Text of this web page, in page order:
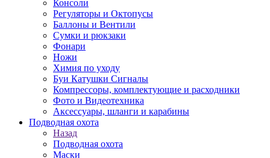
Консоли
Регуляторы и Октопусы
Баллоны и Вентили
Сумки и рюкзаки
Фонари
Ножи
Химия по уходу
Буи Катушки Сигналы
Компрессоры, комплектующие и расходники
Фото и Видеотехника
Аксессуары, шланги и карабины
Подводная охота
Назад
Подводная охота
Маски